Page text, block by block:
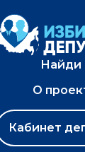
Найди
О
Кабинет